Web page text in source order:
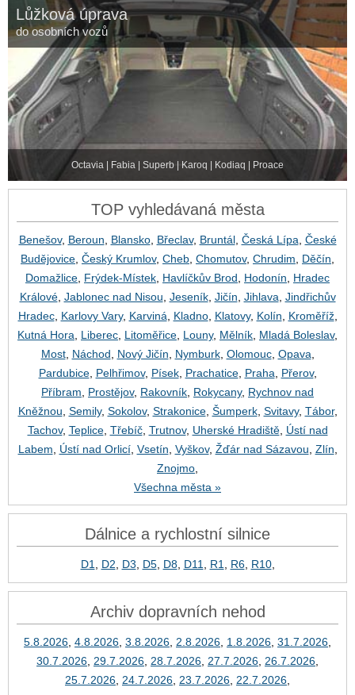
Lůžková úprava
do osobních vozů
Octavia | Fabia | Superb | Karoq | Kodiaq | Proace
TOP vyhledávaná města
Benešov, Beroun Blansko, Břeclav, Bruntál, Česká Lípa České
Budějovice Český Krumlov, Cheb Chomutov, Chrudim Děčín
Domažlice Frýdek-Místek Havlíčkův Brod Hodonín
Hradec
Králové, Jablonec nad Nisou Jeseník, Jičín Jihlava Jindřichův
Hradec, Karlovy Vary, Karviná Kladno, Klatovy, Kolín Kroměříž,
Kutná Hora
Liberec Litoměřice Louny, Mělník Mladá Boleslav,
Most, Náchod Nový Jičín Nymburk, Olomouc, Opava
Pardubice, Pelhřimov, Písek, Prachatice, Praha Přerov,
Příbram
Prostějov, Rakovník Rokycany, Rychnov nad
Kněžnou Semily, Sokolov, Strakonice, Šumperk, Svitavy, Tábor,
Tachov, Teplice, Třebíč, Trutnov, Uherské Hradiště, Ústí nad
Labem
Ústí nad Orlicí, Vsetín Vyškov, Žďár nad Sázavou Zlín
Znojmo
Všechna města »
Dálnice a rychlostní silnice
D1 D2 D3 D5, D8, D11 R1 R6, R10,
Archiv dopravních nehod
5.8.2026 4.8.2026 3.8.2026 2.8.2026 1.8.2026 31.7.2026
30.7.2026 29.7.2026 28.7.2026 27.7.2026 26.7.2026
25.7.2026 24.7.2026 23.7.2026 22.7.2026